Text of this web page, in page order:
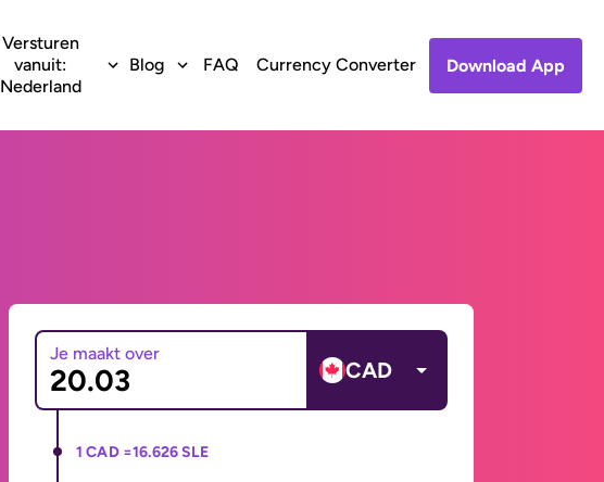
Versturen
vanuit:
Nederland
Blog FAQ Currency Converter Download App
Je maakt over
CAD
1 CAD =16.626 SLE